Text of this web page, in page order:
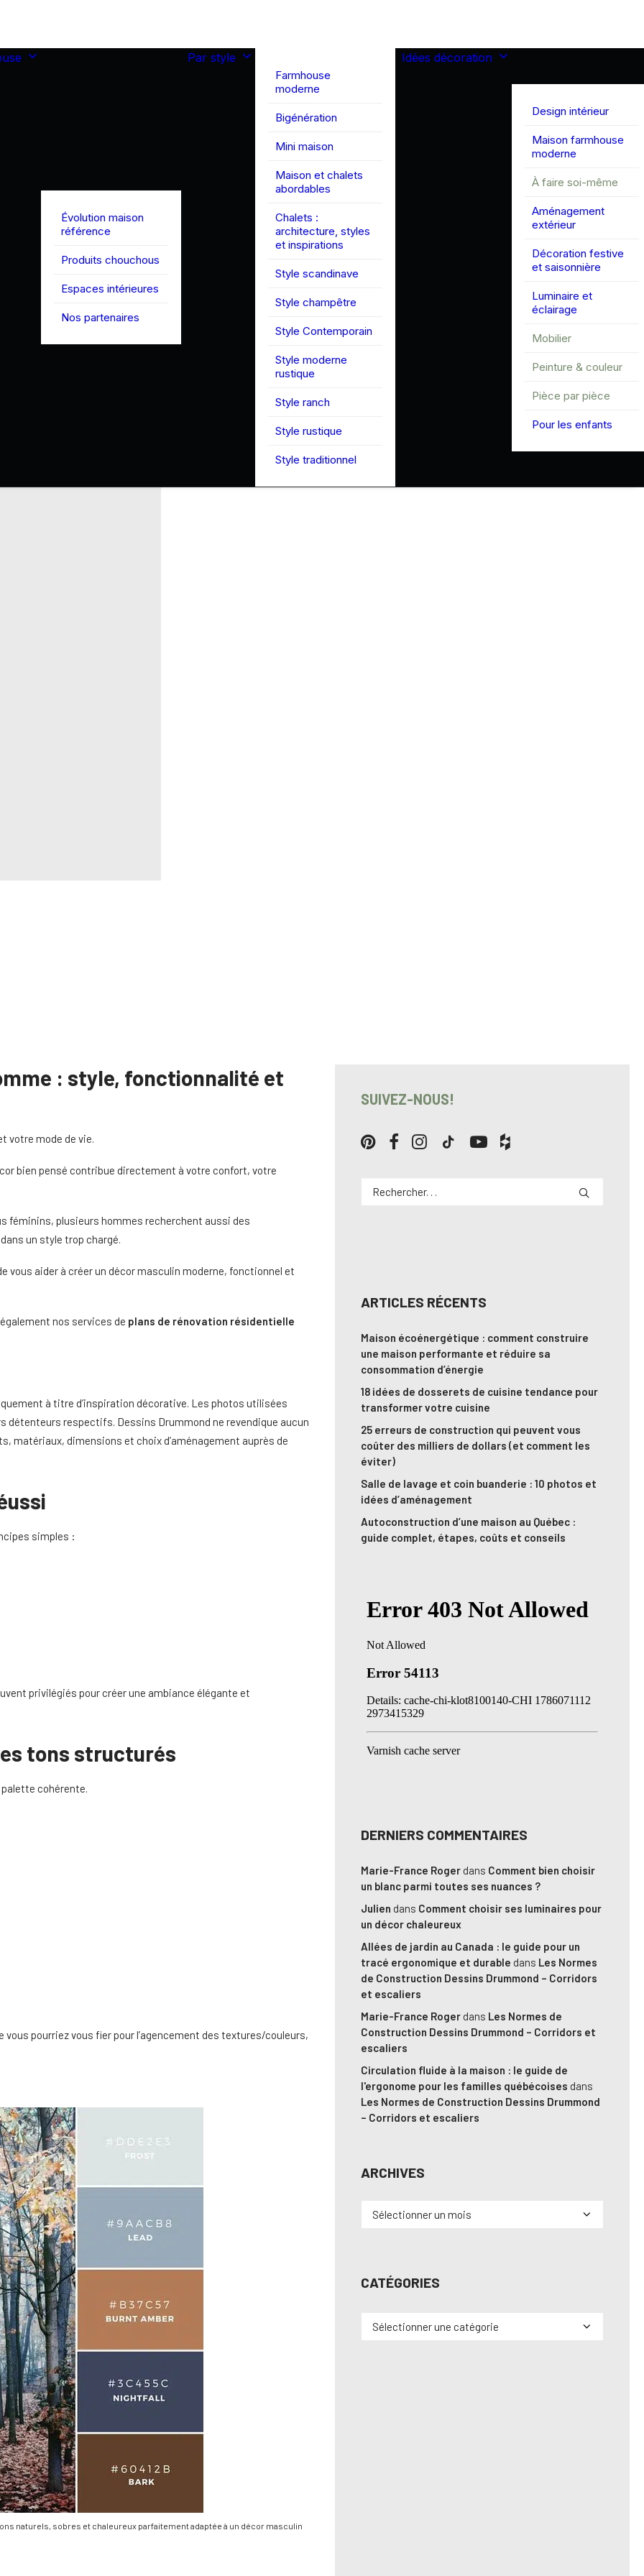
Évolution maison
référence
Produits chouchous
Espaces intérieures
Nos partenaires
Par style
Farmhouse
moderne
Bigénération
Mini maison
Maison et chalets
abordables
Chalets :
architecture, styles
et inspirations
Style scandinave
Style champêtre
Style Contemporain
Style moderne
rustique
Style ranch
Style rustique
Style traditionnel
Idées décoration
Design intérieur
Maison farmhouse
moderne
À faire soi-même
Aménagement
extérieur
Décoration festive
et saisonnière
Luminaire et
éclairage
Mobilier
Peinture & couleur
Pièce par pièce
Pour les enfants
: style, fonctionnalité et
votre mode de vie.
bien pensé contribue directement à votre confort, votre
féminins, plusieurs hommes recherchent aussi des
un style trop chargé.
vous aider à créer un décor masculin moderne, fonctionnel et
nos services de plans de rénovation résidentielle
à titre d’inspiration décorative. Les photos utilisées
détenteurs respectifs. Dessins Drummond ne revendique aucun
matériaux, dimensions et choix d’aménagement auprès de
simples :
privilégiés pour créer une ambiance élégante et
tons structurés
cohérente.
pourriez vous fier pour l’agencement des textures/couleurs,
naturels, sobres et chaleureux parfaitement adaptée à un décor masculin
SUIVEZ-NOUS!
ARTICLES RÉCENTS
Maison écoénergétique : comment construire
une maison performante et réduire sa
consommation d’énergie
18 idées de dosserets de cuisine tendance pour
transformer votre cuisine
25 erreurs de construction qui peuvent vous
coûter des milliers de dollars (et comment les
éviter)
Salle de lavage et coin buanderie : 10 photos et
idées d’aménagement
Autoconstruction d’une maison au Québec :
guide complet, étapes, coûts et conseils
DERNIERS COMMENTAIRES
Marie-France Roger dans Comment bien choisir
un blanc parmi toutes ses nuances ?
Julien dans Comment choisir ses luminaires pour
un décor chaleureux
Allées de jardin au Canada : le guide pour un
tracé ergonomique et durable dans Les Normes
de Construction Dessins Drummond – Corridors
et escaliers
Marie-France Roger dans Les Normes de
Construction Dessins Drummond – Corridors et
escaliers
Circulation fluide à la maison : le guide de
l'ergonome pour les familles québécoises dans
Les Normes de Construction Dessins Drummond
– Corridors et escaliers
ARCHIVES
Archives
CATÉGORIES
Catégories